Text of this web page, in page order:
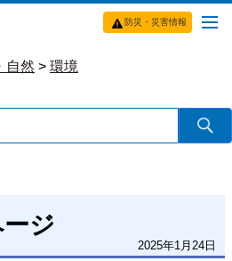
防災・災害情報
自然 > 環境
ジ
2025年1月24日